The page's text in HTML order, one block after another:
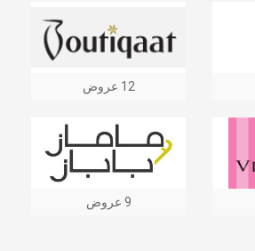
12 عروض
9 عروض